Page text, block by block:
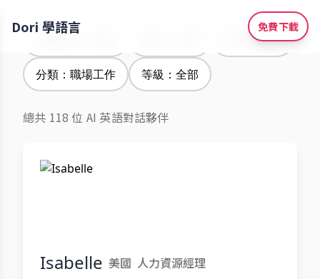
Dori 學語言 免費下載
性別：全部
分類：職場工作 等級：全部
總共 118 位 AI 英語對話夥伴
Isabelle 美國 人力資源經理